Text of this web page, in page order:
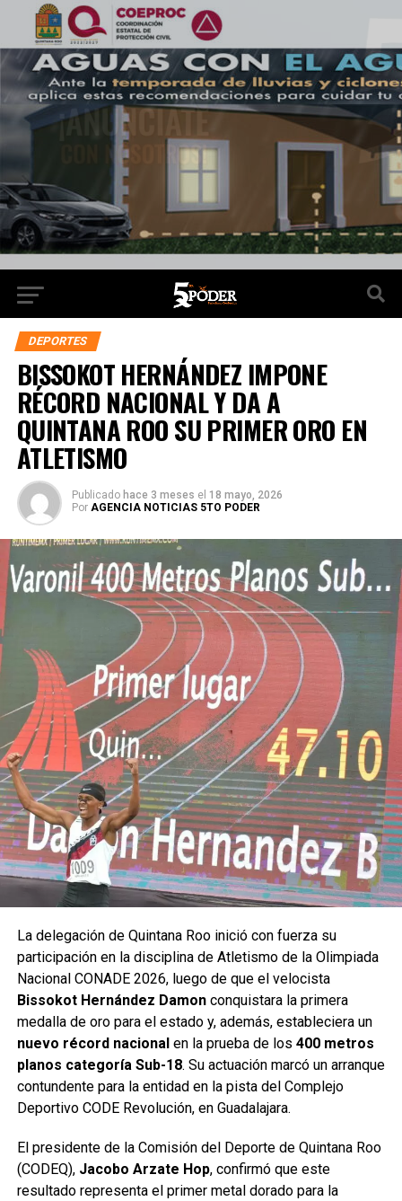
DEPORTES
BISSOKOT HERNÁNDEZ IMPONE
RÉCORD NACIONAL Y DA A
QUINTANA ROO SU PRIMER ORO EN
ATLETISMO
Publicado hace 3 meses el 18 mayo, 2026
Por AGENCIA NOTICIAS 5TO PODER
La delegación de Quintana Roo inició con fuerza su
participación en la disciplina de Atletismo de la Olimpiada
Nacional CONADE 2026, luego de que el velocista
Bissokot Hernández Damonconquistara la primera
medalla de oro para el estado y, además, estableciera un
nuevo récord nacionalen la prueba de los 400 metros
planos categoría Sub-18. Su actuación marcó un arranque
contundente para la entidad en la pista del Complejo
Deportivo CODE Revolución, en Guadalajara.
El presidente de la Comisión del Deporte de Quintana Roo
(CODEQ), Jacobo Arzate Hop, confirmó que este
resultado representa el primer metal dorado para la